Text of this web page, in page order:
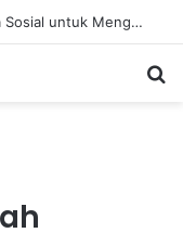
Strategi Efektif Menggunakan Media Sosial untuk Menghemat Waktu Berharga Anda